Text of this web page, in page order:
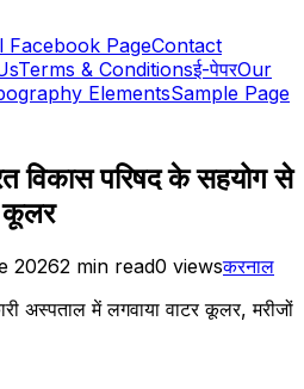
Facebook PageContact
Terms & Conditionsई-पेपरOur
ElementsSample Page
विकास परिषद के सहयोग से
कूलर
20262 min read0 viewsकरनाल
अस्पताल में लगवाया वाटर कूलर, मरीजों